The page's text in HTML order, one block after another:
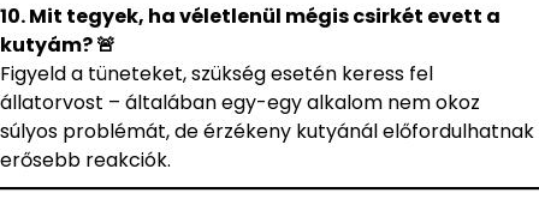
10. Mit tegyek, ha véletlenül mégis csirkét evett a
kutyám? 🚨
Figyeld a tüneteket, szükség esetén keress fel
állatorvost – általában egy-egy alkalom nem okoz
súlyos problémát, de érzékeny kutyánál előfordulhatnak
erősebb reakciók.